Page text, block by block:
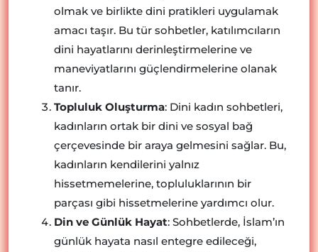
olmak ve birlikte dini pratikleri uygulamak
amacı taşır. Bu tür sohbetler, katılımcıların
dini hayatlarını derinleştirmelerine ve
maneviyatlarını güçlendirmelerine olanak
tanır.
Topluluk Oluşturma: Dini kadın sohbetleri,
kadınların ortak bir dini ve sosyal bağ
çerçevesinde bir araya gelmesini sağlar. Bu,
kadınların kendilerini yalnız
hissetmemelerine, topluluklarının bir
parçası gibi hissetmelerine yardımcı olur.
Din ve Günlük Hayat: Sohbetlerde, İslam’ın
günlük hayata nasıl entegre edileceği,